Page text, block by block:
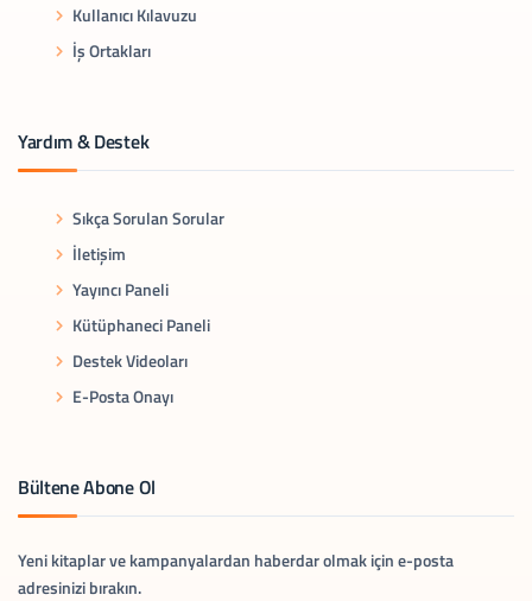
Kullanıcı Kılavuzu
İş Ortakları
Yardım & Destek
Sıkça Sorulan Sorular
İletişim
Yayıncı Paneli
Kütüphaneci Paneli
Destek Videoları
E-Posta Onayı
Bültene Abone Ol
Yeni kitaplar ve kampanyalardan haberdar olmak için e-posta
adresinizi bırakın.